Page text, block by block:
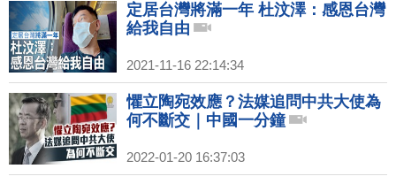
定居台灣將滿一年 杜汶澤：感恩台灣
給我自由
2021-11-16 22:14:34
懼立陶宛效應？法媒追問中共大使為
何不斷交｜中國一分鐘
2022-01-20 16:37:03